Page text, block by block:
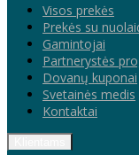
Visos prekės
Prekės su
Gamintojai
Partnerystės
Dovanų kuponai
Svetainės medis
Kontaktai